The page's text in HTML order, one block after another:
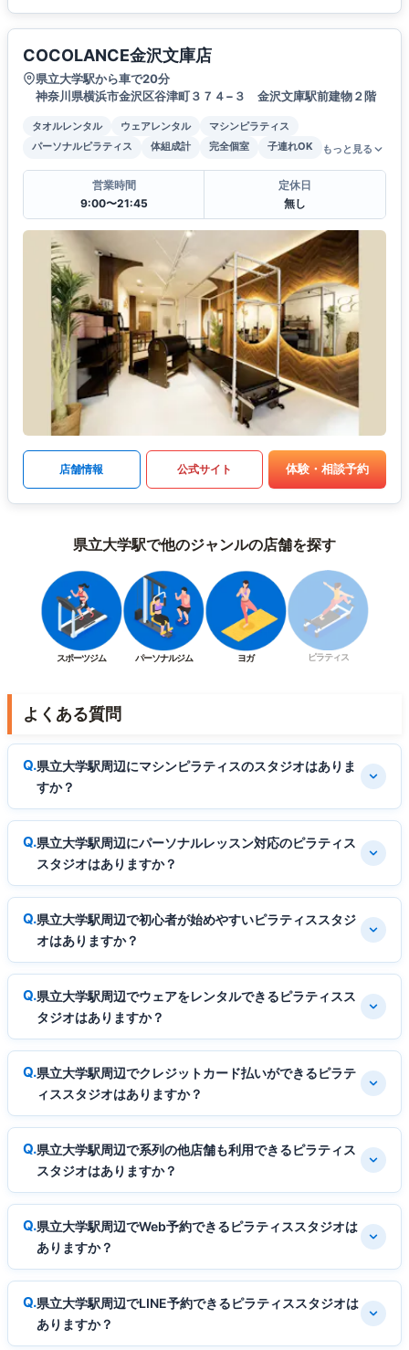
COCOLANCE金沢文庫店
県立大学駅から車で20分
神奈川県横浜市金沢区谷津町３７４−３ 金沢文庫駅前建物２階
タオルレンタル ウェアレンタル
マシンピラティス
パーソナルピラティス
体組成計 完全個室 子連れOK もっと見る
営業時間
9:00〜21:45
定休日
無し
店舗情報 公式サイト 体験・相談予約
県立大学駅で他のジャンルの店舗を探す
スポーツジム パーソナルジム ヨガ ピラティス
よくある質問
県立大学駅周辺にマシンピラティスのスタジオはありま
すか？
県立大学駅周辺にパーソナルレッスン対応のピラティス
スタジオはありますか？
県立大学駅周辺で初心者が始めやすいピラティススタジ
オはありますか？
県立大学駅周辺でウェアをレンタルできるピラティスス
タジオはありますか？
県立大学駅周辺でクレジットカード払いができるピラテ
ィススタジオはありますか？
県立大学駅周辺で系列の他店舗も利用できるピラティス
スタジオはありますか？
県立大学駅周辺でWeb予約できるピラティススタジオは
ありますか？
県立大学駅周辺でLINE予約できるピラティススタジオは
ありますか？